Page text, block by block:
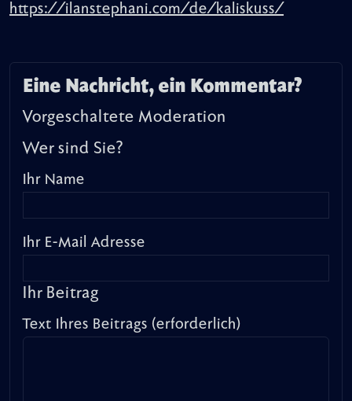
https://ilanstephani.com/de/kaliskuss/
Eine Nachricht, ein Kommentar?
Vorgeschaltete Moderation
Wer sind Sie?
Ihr Name
Ihr E-Mail Adresse
Ihr Beitrag
Text Ihres Beitrags (erforderlich)